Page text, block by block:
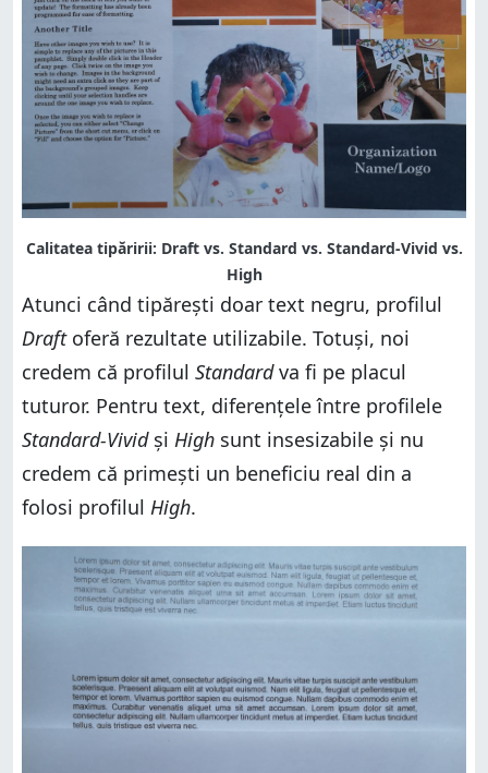
Calitatea tipăririi: Draft vs. Standard vs. Standard-Vivid vs.
High
Atunci când tipărești doar text negru, profilul
Draftoferă rezultate utilizabile. Totuși, noi
credem că profilul Standardva fi pe placul
tuturor. Pentru text, diferențele între profilele
Standard-Vividși High sunt insesizabile și nu
credem că primești un beneficiu real din a
folosi profilul High.